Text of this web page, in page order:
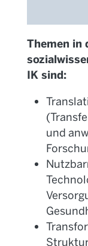
Themen in
IK sind:
und